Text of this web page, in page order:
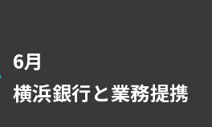
6月
横浜銀行と業務提携